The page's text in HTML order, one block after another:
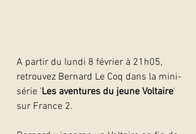
A partir du lundi 8 février à 21h05,
retrouvez Bernard Le Coq dans la mini-
série 'Les aventures du jeune Voltaire'
sur France 2.